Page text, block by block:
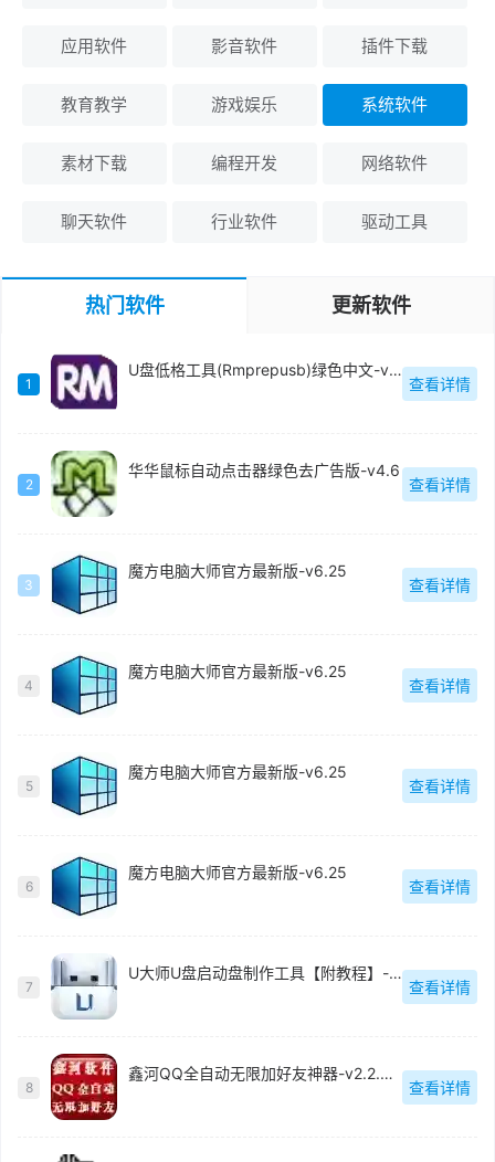
应用软件 影音软件 插件下载
教育教学 游戏娱乐 系统软件
素材下载 编程开发 网络软件
聊天软件 行业软件 驱动工具
热门软件 更新软件
1
U盘低格工具(Rmprepusb)绿色中文-v2.1.744
查看详情
2
华华鼠标自动点击器绿色去广告版-v4.6
查看详情
3
魔方电脑大师官方最新版-v6.25
查看详情
4
魔方电脑大师官方最新版-v6.25
查看详情
5
魔方电脑大师官方最新版-v6.25
查看详情
6
魔方电脑大师官方最新版-v6.25
查看详情
7
U大师U盘启动盘制作工具【附教程】-v【】
查看详情
8
鑫河QQ全自动无限加好友神器-v2.2.3.6
查看详情